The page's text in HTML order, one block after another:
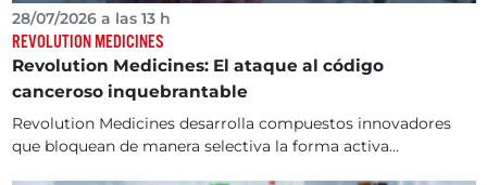
28/07/2026 a las 13 h
REVOLUTION MEDICINES
Revolution Medicines: El ataque al código
canceroso inquebrantable
Revolution Medicines desarrolla compuestos innovadores
que bloquean de manera selectiva la forma activa...